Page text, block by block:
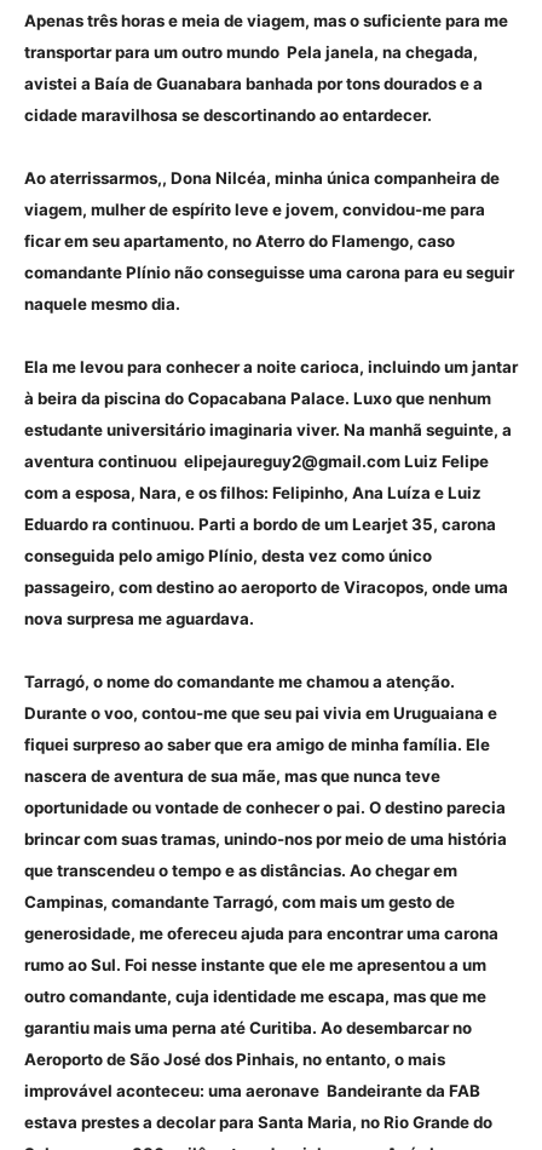
Apenas três horas e meia de viagem, mas o suficiente para me
transportar para um outro mundo Pela janela, na chegada,
avistei a Baía de Guanabara banhada por tons dourados e a
cidade maravilhosa se descortinando ao entardecer.
Ao aterrissarmos,, Dona Nilcéa, minha única companheira de
viagem, mulher de espírito leve e jovem, convidou-me para
ficar em seu apartamento, no Aterro do Flamengo, caso
comandante Plínio não conseguisse uma carona para eu seguir
naquele mesmo dia.
Ela me levou para conhecer a noite carioca, incluindo um jantar
à beira da piscina do Copacabana Palace. Luxo que nenhum
estudante universitário imaginaria viver. Na manhã seguinte, a
aventura continuou elipejaureguy2@gmail.com Luiz Felipe
com a esposa, Nara, e os filhos: Felipinho, Ana Luíza e Luiz
Eduardo ra continuou. Parti a bordo de um Learjet 35, carona
conseguida pelo amigo Plínio, desta vez como único
passageiro, com destino ao aeroporto de Viracopos, onde uma
nova surpresa me aguardava.
Tarragó, o nome do comandante me chamou a atenção.
Durante o voo, contou-me que seu pai vivia em Uruguaiana e
fiquei surpreso ao saber que era amigo de minha família. Ele
nascera de aventura de sua mãe, mas que nunca teve
oportunidade ou vontade de conhecer o pai. O destino parecia
brincar com suas tramas, unindo-nos por meio de uma história
que transcendeu o tempo e as distâncias. Ao chegar em
Campinas, comandante Tarragó, com mais um gesto de
generosidade, me ofereceu ajuda para encontrar uma carona
rumo ao Sul. Foi nesse instante que ele me apresentou a um
outro comandante, cuja identidade me escapa, mas que me
garantiu mais uma perna até Curitiba. Ao desembarcar no
Aeroporto de São José dos Pinhais, no entanto, o mais
improvável aconteceu: uma aeronave Bandeirante da FAB
estava prestes a decolar para Santa Maria, no Rio Grande do